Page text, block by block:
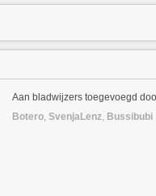
Aan bladwijzers toegevoegd
Botero,SvenjaLenz, Bussibubi